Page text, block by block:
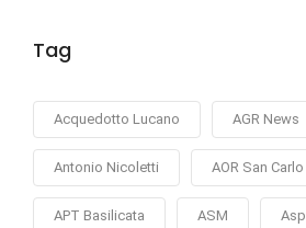
Tag
Acquedotto Lucano AGR News
Antonio Nicoletti AOR San Carlo
APT Basilicata ASM Asp